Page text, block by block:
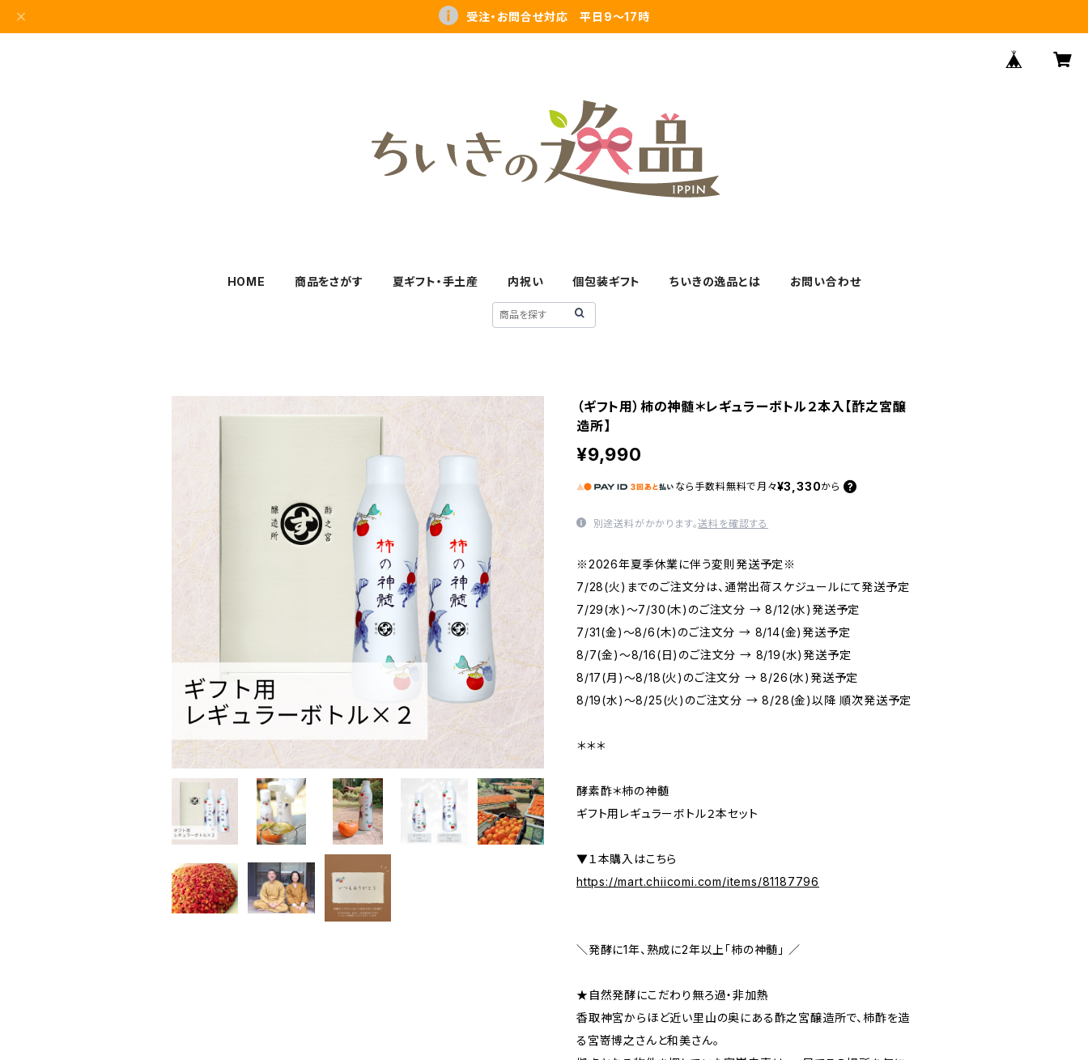
受注・お問合せ対応 平日9～17時
HOME 商品をさがす 夏ギフト・手土産 内祝い 個包装ギフト ちいきの逸品とは お問い合わせ
（ギフト用）柿の神髄＊レギュラーボトル２本入【酢之宮醸
造所】
¥9,990
なら 手数料無料で 月々¥3,330から
別途送料がかかります。送料を確認する
※2026年夏季休業に伴う変則発送予定※
7/28(火)までのご注文分は、通常出荷スケジュールにて発送予定
7/29(水)～7/30(木)のご注文分 → 8/12(水)発送予定
7/31(金)～8/6(木)のご注文分 → 8/14(金)発送予定
8/7(金)～8/16(日)のご注文分 → 8/19(水)発送予定
8/17(月)～8/18(火)のご注文分 → 8/26(水)発送予定
8/19(水)～8/25(火)のご注文分 → 8/28(金)以降 順次発送予定
＊＊＊
酵素酢＊柿の神髄
ギフト用レギュラーボトル２本セット
▼１本購入はこちら
https://mart.chiicomi.com/items/81187796
＼発酵に1年、熟成に2年以上「柿の神髄」 ／
★自然発酵にこだわり無ろ過・非加熱
香取神宮からほど近い里山の奥にある酢之宮醸造所で、柿酢を造
る宮嵜博之さんと和美さん。